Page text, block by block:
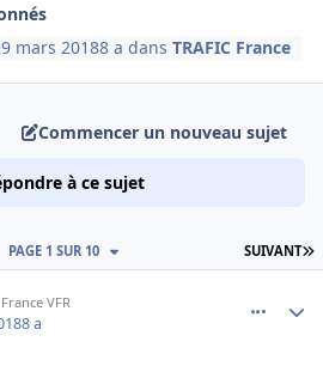
mars 20188 a dansTRAFIC France
Commencer un nouveau sujet
à ce sujet
SUIVANT
PAGE 1 SUR 10
France VFR
8 a